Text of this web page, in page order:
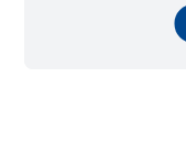
新
富家町